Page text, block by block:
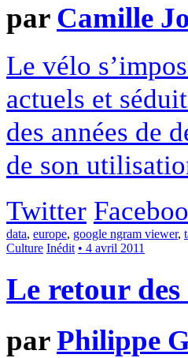
par Camille
Le vélo
actuels et
des années de
de son
Twitter
data, europe, google ngram viewer,
Culture Inédit • 4 avril 2011
Le retour
parPhilippe